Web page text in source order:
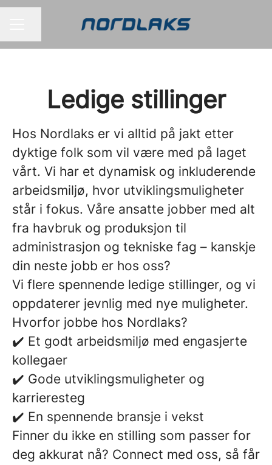
Ledige stillinger
Hos Nordlaks er vi alltid på jakt etter
dyktige folk som vil være med på laget
vårt. Vi har et dynamisk og inkluderende
arbeidsmiljø, hvor utviklingsmuligheter
står i fokus. Våre ansatte jobber med alt
fra havbruk og produksjon til
administrasjon og tekniske fag – kanskje
din neste jobb er hos oss?
Vi flere spennende ledige stillinger, og vi
oppdaterer jevnlig med nye muligheter.
Hvorfor jobbe hos Nordlaks?
✔️ Et godt arbeidsmiljø med engasjerte
kollegaer
✔️ Gode utviklingsmuligheter og
karrieresteg
✔️ En spennende bransje i vekst
Finner du ikke en stilling som passer for
deg akkurat nå? Connect med oss, så får